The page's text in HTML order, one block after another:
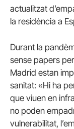
actualitzat
la residència a
Durant la
sense papers
Madrid estan
sanitat: «Hi ha
que viuen en
no poden
vulnerabilitat,